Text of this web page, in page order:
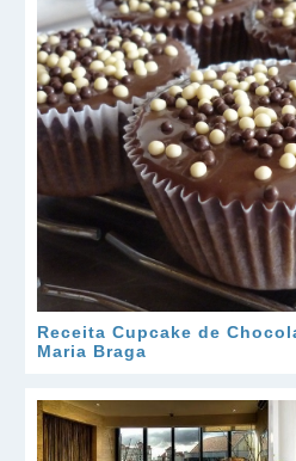
Receita Cupcake de
Maria Braga